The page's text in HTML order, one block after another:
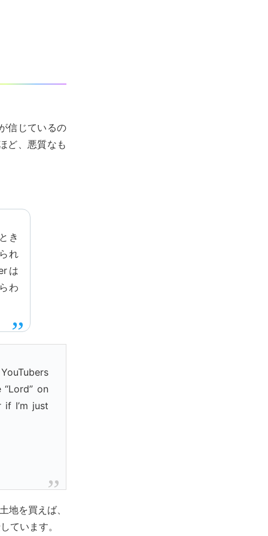
信じているの
ど、悪質なも
き
れ
は
わ
on
I’m just
を買えば、
ています。